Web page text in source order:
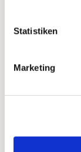
Statistiken
Marketing